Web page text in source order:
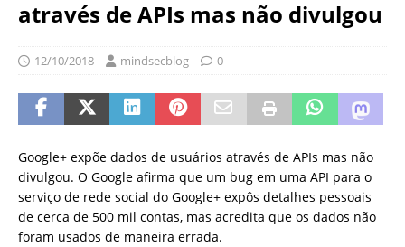
através de APIs mas não divulgou
12/10/2018 mindsecblog 0
Google+ expõe dados de usuários através de APIs mas não
divulgou. O Google afirma que um bug em uma API para o
serviço de rede social do Google+ expôs detalhes pessoais
de cerca de 500 mil contas, mas acredita que os dados não
foram usados ​​de maneira errada.